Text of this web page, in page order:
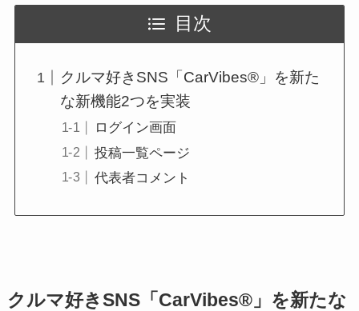
目次
クルマ好きSNS「CarVibes®」を新た
な新機能2つを実装
ログイン画面
投稿一覧ページ
代表者コメント
クルマ好きSNS「CarVibes®」を新たな